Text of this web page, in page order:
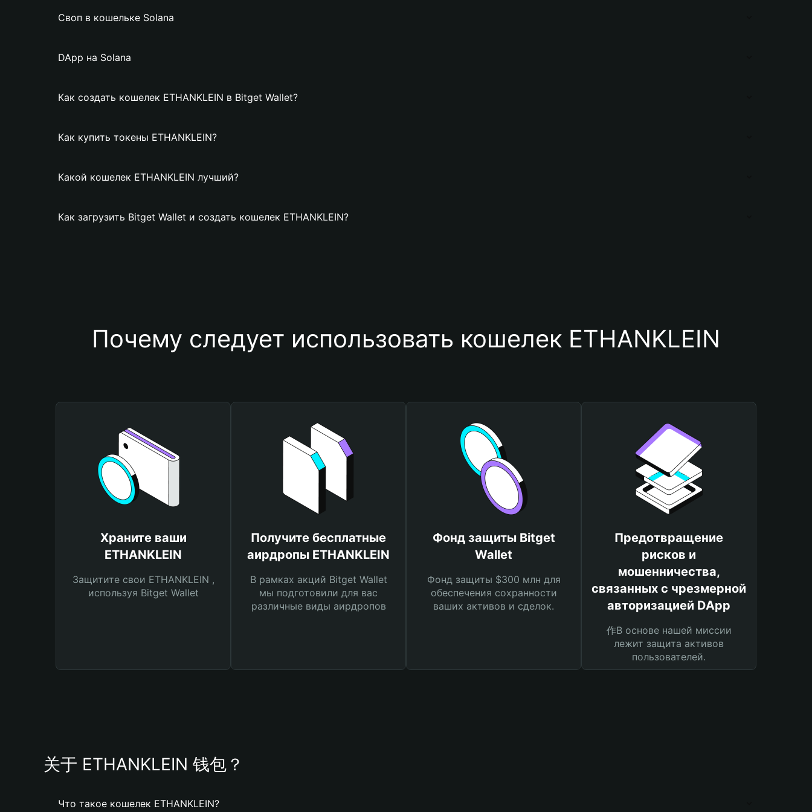
Своп в кошельке Solana
DApp на Solana
Как создать кошелек ETHANKLEIN в Bitget Wallet?
Как купить токены ETHANKLEIN?
Какой кошелек ETHANKLEIN лучший?
Как загрузить Bitget Wallet и создать кошелек ETHANKLEIN?
Почему следует использовать кошелек ETHANKLEIN
Храните ваши
ETHANKLEIN
Защитите свои ETHANKLEIN ,
используя Bitget Wallet
Получите бесплатные
аирдропы ETHANKLEIN
В рамках акций Bitget Wallet
мы подготовили для вас
различные виды аирдропов
Фонд защиты Bitget
Wallet
Фонд защиты $300 млн для
обеспечения сохранности
ваших активов и сделок.
Предотвращение
рисков и
мошенничества,
связанных с чрезмерной
авторизацией DApp
作В основе нашей миссии
лежит защита активов
пользователей.
关于 ETHANKLEIN 钱包？
Что такое кошелек ETHANKLEIN?